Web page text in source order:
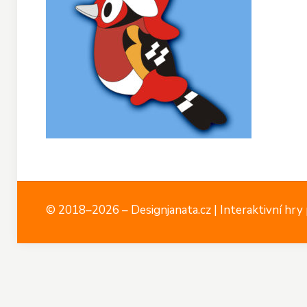
© 2018–2026 – Designjanata.cz | Interaktivní